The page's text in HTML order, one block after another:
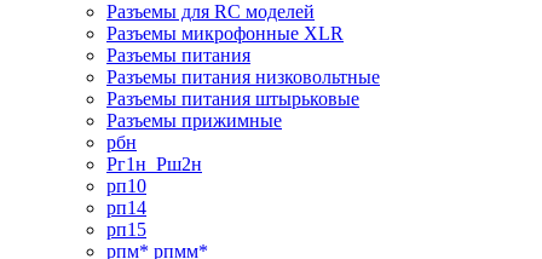
Разъемы для RC моделей
Разъемы микрофонные XLR
Разъемы питания
Разъемы питания низковольтные
Разъемы питания штырьковые
Разъемы прижимные
рбн
Рг1н_Рш2н
рп10
рп14
рп15
рпм* рпмм*